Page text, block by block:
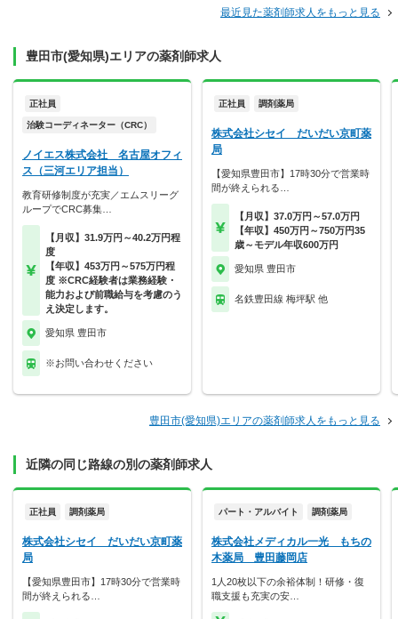
最近見た薬剤師求人をもっと見る
豊田市(愛知県)エリアの薬剤師求人
正社員
治験コーディネーター（CRC）
ノイエス株式会社 名古屋オフィ
ス（三河エリア担当）
教育研修制度が充実／エムスリーグ
ループでCRC募集…
【月収】31.9万円～40.2万円程
度
【年収】453万円～575万円程
度 ※CRC経験者は業務経験・
能力および前職給与を考慮のう
え決定します。
愛知県 豊田市
※お問い合わせください
正社員 調剤薬局
株式会社シセイ だいだい京町薬
局
【愛知県豊田市】17時30分で営業時
間が終えられる…
【月収】37.0万円～57.0万円
【年収】450万円～750万円35
歳～モデル年収600万円
愛知県 豊田市
名鉄豊田線 梅坪駅 他
豊田市(愛知県)エリアの薬剤師求人をもっと見る
近隣の同じ路線の別の薬剤師求人
正社員 調剤薬局
株式会社シセイ だいだい京町薬
局
【愛知県豊田市】17時30分で営業時
間が終えられる…
パート・アルバイト 調剤薬局
株式会社メディカル一光 もちの
木薬局 豊田藤岡店
1人20枚以下の余裕体制！研修・復
職支援も充実の安…